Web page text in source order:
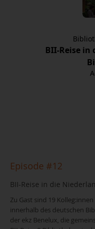
Episode #12
BII-Reise in die
Zu Gast sind 19
innerhalb des deutschen
der ekz Benelux, die